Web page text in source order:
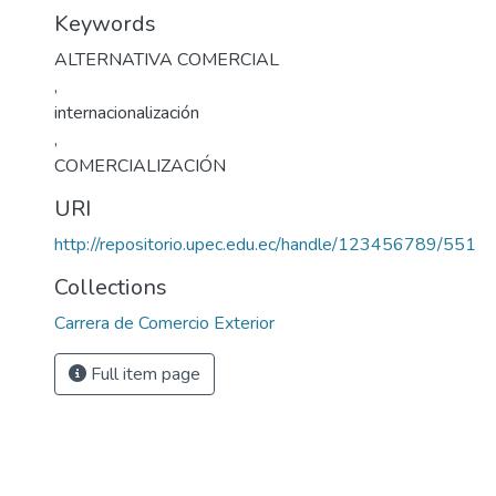
Keywords
ALTERNATIVA COMERCIAL
,
internacionalización
,
COMERCIALIZACIÓN
URI
http://repositorio.upec.edu.ec/handle/123456789/551
Collections
Carrera de Comercio Exterior
Full item page